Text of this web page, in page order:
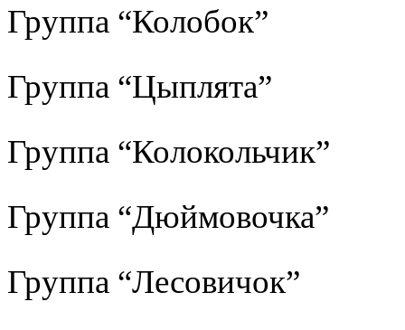
Группа “Колобок”
Группа “Цыплята”
Группа “Колокольчик”
Группа “Дюймовочка”
Группа “Лесовичок”